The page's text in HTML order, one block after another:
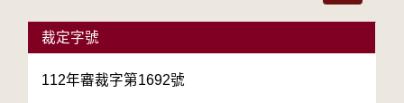
裁定字號
112年審裁字第1692號